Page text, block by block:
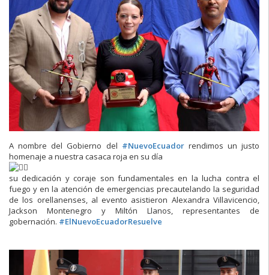
A nombre del Gobierno del #NuevoEcuadorrendimos un justo
homenaje a nuestra casaca roja en su día
su dedicación y coraje son fundamentales en la lucha contra el
fuego y en la atención de emergencias precautelando la seguridad
de los orellanenses, al evento asistieron Alexandra Villavicencio,
Jackson Montenegro y Miltón Llanos, representantes de
gobernación. #ElNuevoEcuadorResuelve